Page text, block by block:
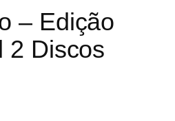
– Edição
2 Discos